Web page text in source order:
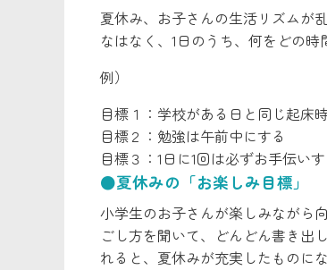
夏休み、お子さんの生活リズムが
なはなく、1日のうち、何をどの時
例）
目標１：学校がある日と同じ起床
目標２：勉強は午前中にする
目標３：1日に1回は必ずお手伝いす
●夏休みの「お楽しみ目標」
小学生のお子さんが楽しみながら
ごし方を聞いて、どんどん書き出
れると、夏休みが充実したものにな